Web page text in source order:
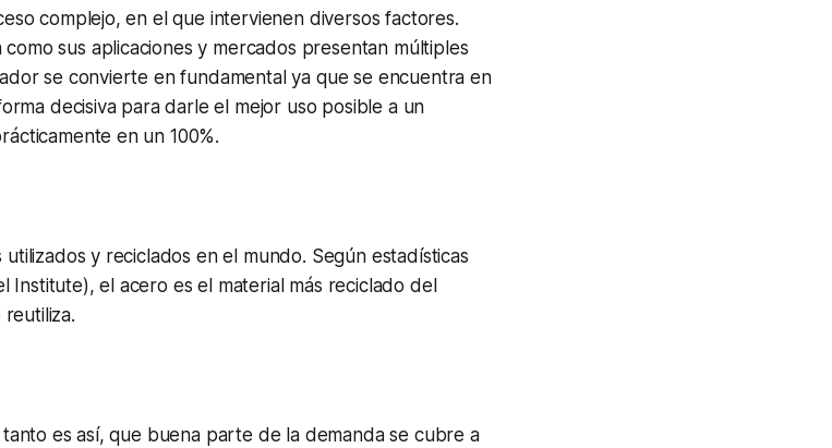
complejo, en el que intervienen diversos factores.
sus aplicaciones y mercados presentan múltiples
se convierte en fundamental ya que se encuentra en
decisiva para darle el mejor uso posible a un
en un 100%.
utilizados y reciclados en el mundo. Según estadísticas
el acero es el material más reciclado del
es así, que buena parte de la demanda se cubre a